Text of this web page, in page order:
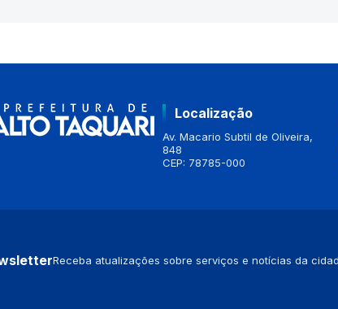
Localização
Av. Macario Subtil de Oliveira,
848
CEP: 78785-000
Receba atualizações sobre serviços e notícias da